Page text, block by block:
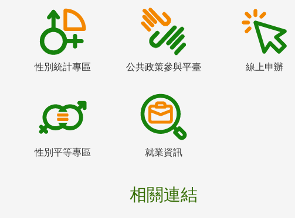
性別統計專區 公共政策參與平臺 線上申辦
性別平等專區 就業資訊
相關連結